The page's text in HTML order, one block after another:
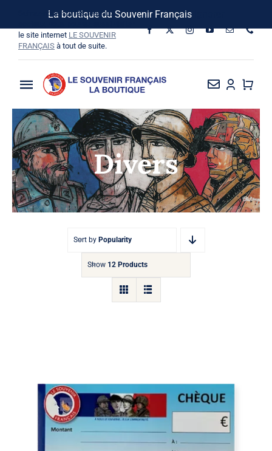
La boutique du Souvenir Français
contenu
Suivez-nous sur les réseaux
le site internet LE SOUVENIR
FRANÇAIS à tout de suite.
Toggle
Navigation
La Boutique
Vins SF-Bardins
Boîte à idées
Divers
Sort by Popularity
Show 12 Products
Carnet de cheque